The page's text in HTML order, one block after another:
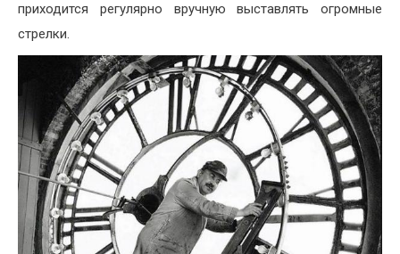
приходится регулярно вручную выставлять огромные
стрелки.